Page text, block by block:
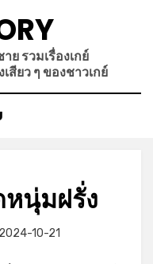
ย รวมเรื่องเกย์
สียว ๆ ของชาวเกย์
นุ่มฝรั่ง
2024-10-21